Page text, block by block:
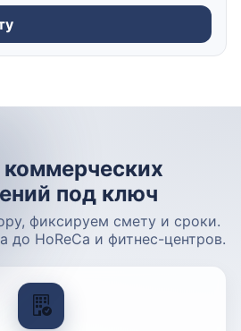
под ключ
фиксируем смету и сроки.
до HoReCa и фитнес-центров.